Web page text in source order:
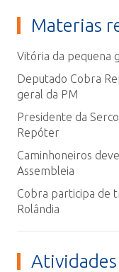
Materias
Vitória da pequena
Deputado Cobra
geral da PM
Presidente da
Repóter
Caminhoneiros
Assembleia
Cobra participa de
Rolândia